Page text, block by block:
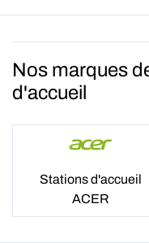
Nos marques
d'accueil
Stations d'accueil
ACER